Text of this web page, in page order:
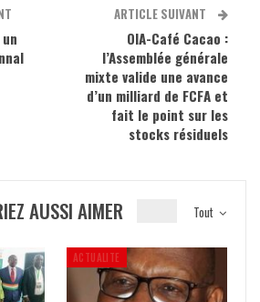
ARTICLE SUIVANT
OIA-Café Cacao :
l’Assemblée générale
mixte valide une avance
d’un milliard de FCFA et
fait le point sur les
stocks résiduels
Tout
AUSSI AIMER
ACTUALITE